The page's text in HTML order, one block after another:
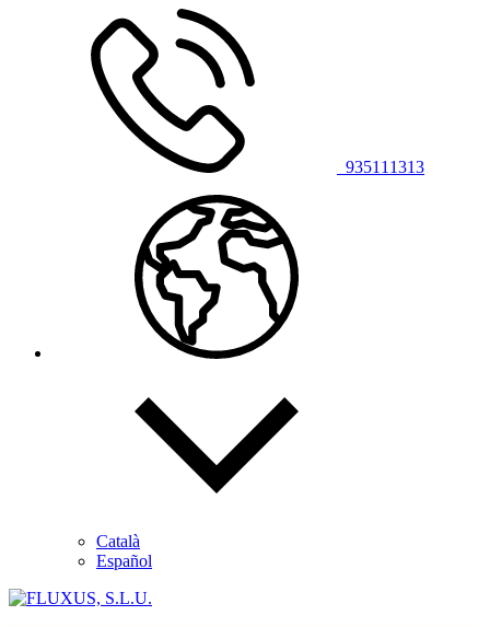
935111313
Català
Español